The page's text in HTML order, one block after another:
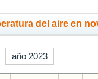
del aire en
año 2023